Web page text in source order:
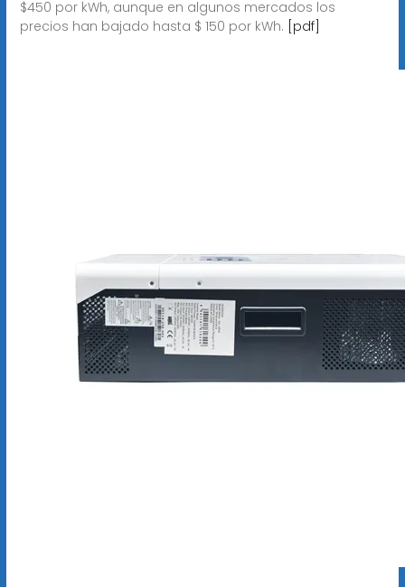
$450 por kWh, aunque en algunos mercados los
precios han bajado hasta $ 150 por kWh. [pdf]